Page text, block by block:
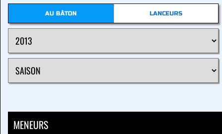
AU BÂTON LANCEURS
MENEURS